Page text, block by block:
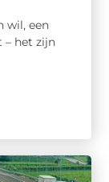
wil, een
– het zijn